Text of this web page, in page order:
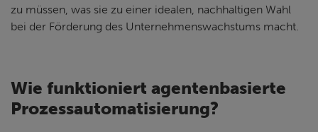
zu müssen, was sie zu einer idealen, nachhaltigen Wahl
bei der Förderung des Unternehmenswachstums macht.
Wie funktioniert agentenbasierte
Prozessautomatisierung?